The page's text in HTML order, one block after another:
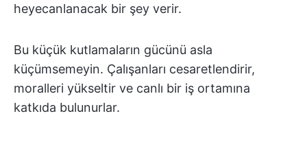
heyecanlanacak bir şey verir.
Bu küçük kutlamaların gücünü asla
küçümsemeyin. Çalışanları cesaretlendirir,
moralleri yükseltir ve canlı bir iş ortamına
katkıda bulunurlar.